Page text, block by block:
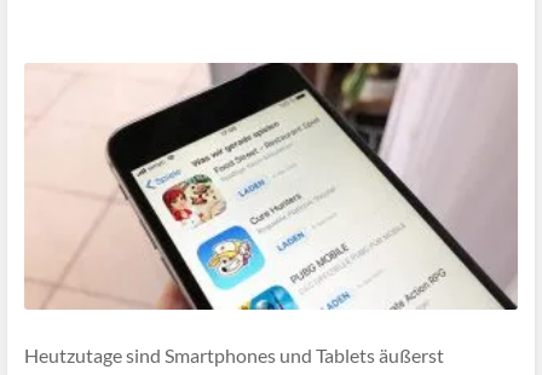
Heutzutage sind Smartphones und Tablets äußerst